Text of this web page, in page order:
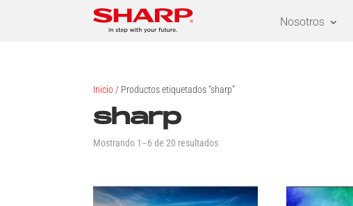
Nosotros
Inicio / Productos etiquetados “sharp”
sharp
Mostrando 1–6 de 20 resultados